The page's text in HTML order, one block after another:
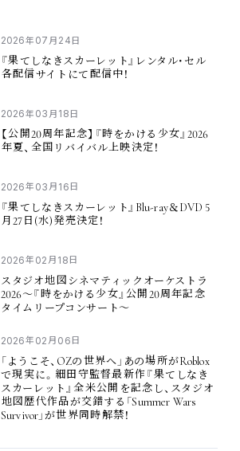
2026年 07 月 24 日
『果てしなきスカーレット』レンタル・セル
各配信サイトにて配信中！
2026年 03 月 18 日
【公開20周年記念】『時をかける 少女』2026
年夏、 全国 リバイバル上映決定！
2026年 03 月 16 日
『果てしなきスカーレット』 Blu-ray＆DVD 5
月27 日 (水)発売決定！
2026年 02 月 18 日
スタジオ地図 シネマティックオーケストラ
2026〜『時をかける 少女』 公開20周年記念
タイムリープコンサート〜
2026年 02 月 06 日
「ようこそ、 OZの世界へ」あの場所がRoblox
で現実に。 細田守監督最新作 『果てしなき
スカーレット』 全米公開 を記念 し、スタジオ
地図歴代作品が交錯する「Summer Wars
Survivor 」が世界同時解禁！